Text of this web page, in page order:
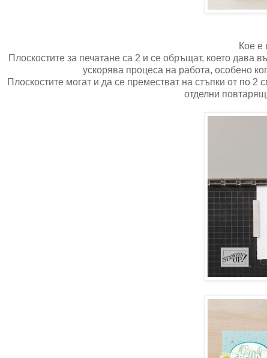
Кое е
Плоскостите за печатане са 2 и се обръщат, което дава
ускорява процеса на работа, особено
Плоскостите могат и да се преместват на стъпки от по
отделни